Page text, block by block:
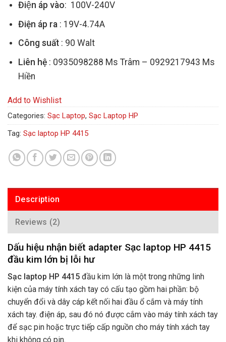
Điện áp vào: 100V-240V
Điện áp ra: 19V-4.74A
Công suất: 90 Walt
Liên hệ: 0935098288 Ms Trâm – 0929217943 Ms
Hiền
Add to Wishlist
Categories: Sạc Laptop, Sạc Laptop HP
Tag: Sạc laptop HP 4415
Description
Reviews (2)
Dấu hiệu nhận biết adapter Sạc laptop HP 4415
đầu kim lớn bị lỗi hư
Sạc laptop HP 4415 đầu kim lớn là một trong những linh
kiện của máy tính xách tay có cấu tạo gồm hai phần: bộ
chuyển đổi và dây cáp kết nối hai đầu ổ cắm và máy tính
xách tay. điện áp, sau đó nó được cắm vào máy tính xách tay
để sạc pin hoặc trực tiếp cấp nguồn cho máy tính xách tay
khi không có pin.